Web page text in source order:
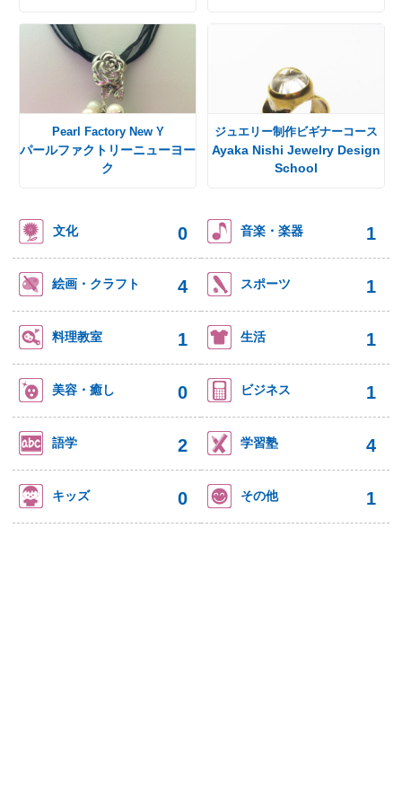
Pearl Factory New Y
パールファクトリーニューヨー
ク
ジュエリー制作ビギナーコース
Ayaka Nishi Jewelry Design
School
文化 0 音楽・楽器 1
絵画・クラフト 4 スポーツ 1
料理教室 1 生活 1
美容・癒し 0 ビジネス 1
語学 2 学習塾 4
キッズ 0 その他 1